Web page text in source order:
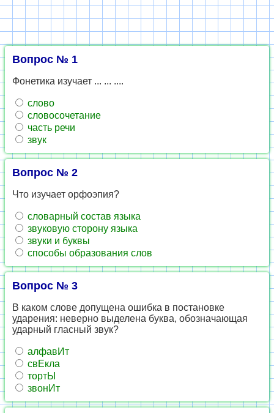
Вопрос № 1
Фонетика изучает ... ... ....
слово
словосочетание
часть речи
звук
Вопрос № 2
Что изучает орфоэпия?
словарный состав языка
звуковую сторону языка
звуки и буквы
способы образования слов
Вопрос № 3
В каком слове допущена ошибка в постановке
ударения: неверно выделена буква, обозначающая
ударный гласный звук?
алфавИт
свЕкла
тортЫ
звонИт